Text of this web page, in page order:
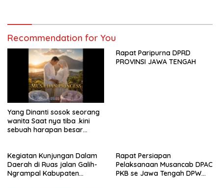
Recommendation for You
Yang Dinanti sosok seorang
wanita Saat nya tiba .kini
sebuah harapan besar
menciptakan lagu Untuk si
buah hati yang berjudul
Musa & Princes.
Rapat Paripurna DPRD
PROVINSI JAWA TENGAH
Kegiatan Kunjungan Dalam
Daerah di Ruas jalan Galih-
Ngrampal Kabupaten
Rapat Persiapan
Pelaksanaan Musancab DPAC
PKB se Jawa Tengah DPW